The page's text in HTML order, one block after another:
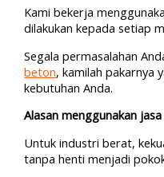
Kami bekerja
dilakukan kepada setiap
Segala permasalahan
beton, kamilah pakarnya
kebutuhan Anda.
Alasan menggunakan
Untuk industri berat,
tanpa henti menjadi